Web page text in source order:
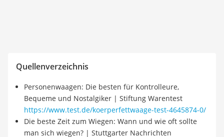
Quellenverzeichnis
Personenwaagen: Die besten für Kontrolleure,
Bequeme und Nostalgiker | Stiftung Warentest
https://www.test.de/koerperfettwaage-test-4645874-0/
Die beste Zeit zum Wiegen: Wann und wie oft sollte
man sich wiegen? | Stuttgarter Nachrichten